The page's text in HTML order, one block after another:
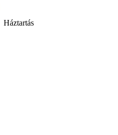
Háztartás